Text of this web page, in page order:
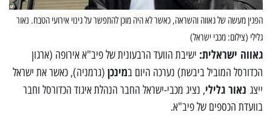
הפגין מעשה של גאווה והשראה, כאשר לא היה מוכן להתפשר על גינוי אירועי הטבח. נאור
גלילי (צילום: מכבי ישראל)
גאווה ישראלית: ישיבת הוועד הרבעונית של פיב"א אירופה (ארגון
הכדורסל המוביל ביבשת) נערכה היום במינכן (גרמניה), כאשר את ישראל
ייצג נאור גלילי, נציג מכבי-ישראל החבר הנהלת איגוד הכדורסל וחבר
בוועדת הכספים של פיב"א.